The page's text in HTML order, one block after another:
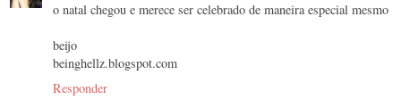
o natal chegou e merece ser celebrado de maneira especial mesmo
beijo
beinghellz.blogspot.com
Responder